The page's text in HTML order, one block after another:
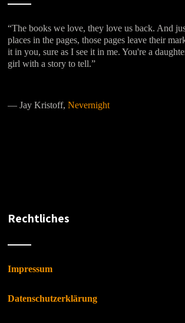
“The books we love, they love us back. And
places in the pages, those pages leave their
it in you, sure as I see it in me. You're a
girl with a story to tell.”
―Jay Kristoff,Nevernight
Rechtliches
Impressum
Datenschutzerklärung